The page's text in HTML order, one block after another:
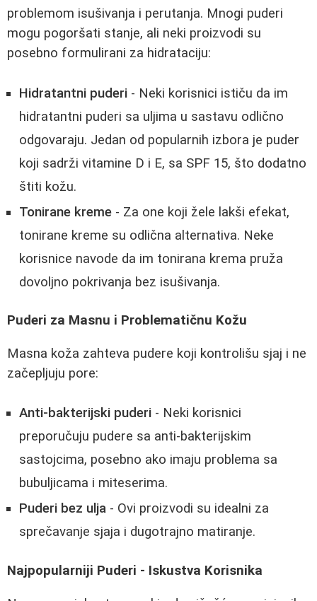
problemom isušivanja i perutanja. Mnogi puderi
mogu pogoršati stanje, ali neki proizvodi su
posebno formulirani za hidrataciju:
Hidratantni puderi - Neki korisnici ističu da im
hidratantni puderi sa uljima u sastavu odlično
odgovaraju. Jedan od popularnih izbora je puder
koji sadrži vitamine D i E, sa SPF 15, što dodatno
štiti kožu.
Tonirane kreme - Za one koji žele lakši efekat,
tonirane kreme su odlična alternativa. Neke
korisnice navode da im tonirana krema pruža
dovoljno pokrivanja bez isušivanja.
Puderi za Masnu i Problematičnu Kožu
Masna koža zahteva pudere koji kontrolišu sjaj i ne
začepljuju pore:
Anti-bakterijski puderi - Neki korisnici
preporučuju pudere sa anti-bakterijskim
sastojcima, posebno ako imaju problema sa
bubuljicama i miteserima.
Puderi bez ulja - Ovi proizvodi su idealni za
sprečavanje sjaja i dugotrajno matiranje.
Najpopularniji Puderi - Iskustva Korisnika